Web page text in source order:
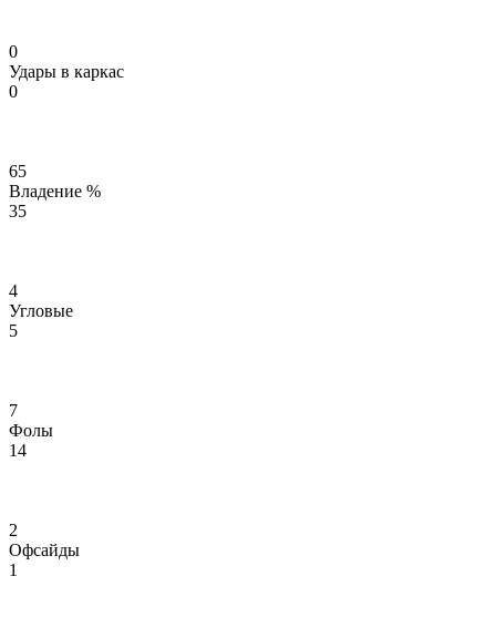
0
Удары в каркас
0
65
Владение %
35
4
Угловые
5
7
Фолы
14
2
Офсайды
1